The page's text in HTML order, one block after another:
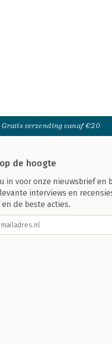
Gratis verzending vanaf €20
de hoogte
in voor onze nieuwsbrief en
interviews en
de beste acties.